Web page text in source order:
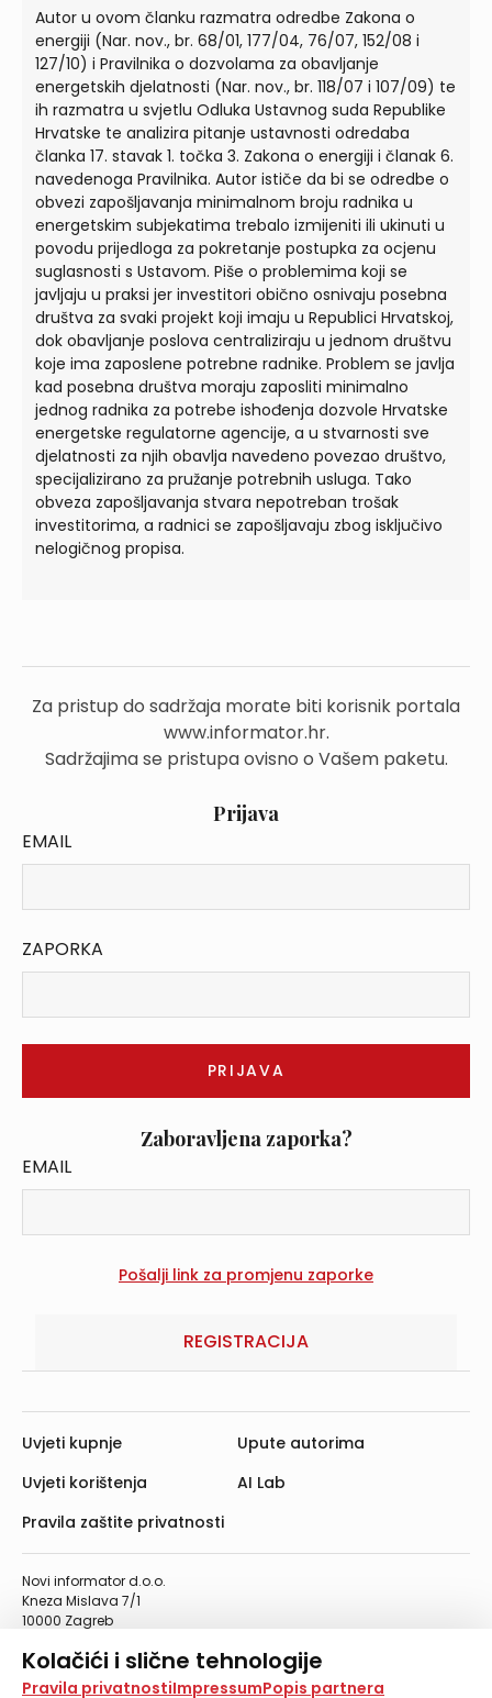
Kolačići i slične tehnologije
Na našoj web stranici koristimo kolačiće i slične
Pravila privatnostiImpressumPopis partnera
Autor u ovom članku razmatra odredbe Zakona o
energiji (Nar. nov., br. 68/01, 177/04, 76/07, 152/08 i
127/10) i Pravilnika o dozvolama za obavljanje
energetskih djelatnosti (Nar. nov., br. 118/07 i 107/09) te
ih razmatra u svjetlu Odluka Ustavnog suda Republike
Hrvatske te analizira pitanje ustavnosti odredaba
članka 17. stavak 1. točka 3. Zakona o energiji i članak 6.
navedenoga Pravilnika. Autor ističe da bi se odredbe o
obvezi zapošljavanja minimalnom broju radnika u
energetskim subjekatima trebalo izmijeniti ili ukinuti u
povodu prijedloga za pokretanje postupka za ocjenu
suglasnosti s Ustavom. Piše o problemima koji se
javljaju u praksi jer investitori obično osnivaju posebna
društva za svaki projekt koji imaju u Republici Hrvatskoj,
dok obavljanje poslova centraliziraju u jednom društvu
koje ima zaposlene potrebne radnike. Problem se javlja
kad posebna društva moraju zaposliti minimalno
jednog radnika za potrebe ishođenja dozvole Hrvatske
energetske regulatorne agencije, a u stvarnosti sve
djelatnosti za njih obavlja navedeno povezao društvo,
specijalizirano za pružanje potrebnih usluga. Tako
obveza zapošljavanja stvara nepotreban trošak
investitorima, a radnici se zapošljavaju zbog isključivo
nelogičnog propisa.
Za pristup do sadržaja morate biti korisnik portala
www.informator.hr.
Sadržajima se pristupa ovisno o Vašem paketu.
Prijava
EMAIL
ZAPORKA
Zaboravljena zaporka?
EMAIL
REGISTRACIJA
Novi informator d.o.o.
Kneza Mislava 7/1
10000 Zagreb
Telefaks: 01/4612-553
info@informator.hr
Uvjeti kupnje
Uvjeti korištenja
Pravila zaštite privatnosti
Upute autorima
AI Lab